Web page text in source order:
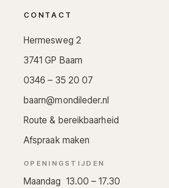
CONTACT
Hermesweg 2
3741 GP Baarn
0346 – 35 20 07
baarn@mondileder.nl
Route & bereikbaarheid
Afspraak maken
OPENINGSTIJDEN
Maandag 13.00 – 17.30